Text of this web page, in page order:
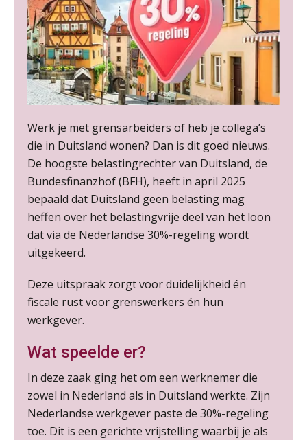
Werk je met grensarbeiders of heb je collega’s
die in Duitsland wonen? Dan is dit goed nieuws.
De hoogste belastingrechter van Duitsland, de
Bundesfinanzhof (BFH), heeft in april 2025
bepaald dat Duitsland geen belasting mag
heffen over het belastingvrije deel van het loon
dat via de Nederlandse 30%-regeling wordt
uitgekeerd.
Deze uitspraak zorgt voor duidelijkheid én
fiscale rust voor grenswerkers én hun
werkgever.
Wat speelde er?
In deze zaak ging het om een werknemer die
zowel in Nederland als in Duitsland werkte. Zijn
Nederlandse werkgever paste de 30%-regeling
toe. Dit is een gerichte vrijstelling waarbij je als
24
AUG
Summercourse Update loonheffingen en arbeidsrecht
MOCuitgevers
25
AUG
Summercourse: Kiezen en loslaten & een mindset die kansen ziet en vertrouwen geeft
MOCuitgevers
25
AUG
MOCuitgevers
25
AUG
Summercourse: Kiezen wat bij je past, loslaten wat je niet verder helpt
MOCuitgevers
25
AUG
Summercourse Werkkostenregeling
25
AUG
Online Opleiding Praktijkdiploma Loonadministratie (PDL)
MOCuitgevers
AUG
MOCuitgevers
26
AUG
Opfriscursus PDL (NIRPA PE)
Markus Verbeek Praehep